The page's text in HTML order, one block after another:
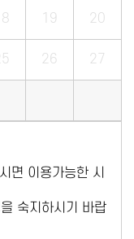
19 20
26 27
면 이용가능한 시
숙지하시기 바랍